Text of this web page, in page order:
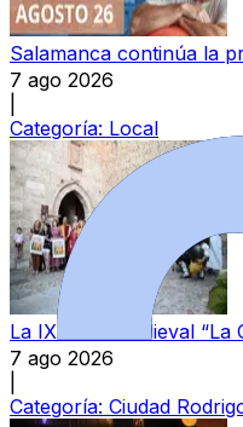
Salamanca continúa la
7 ago 2026
Categoría: Local
La IX Feria Medieval
7 ago 2026
Categoría: Ciudad